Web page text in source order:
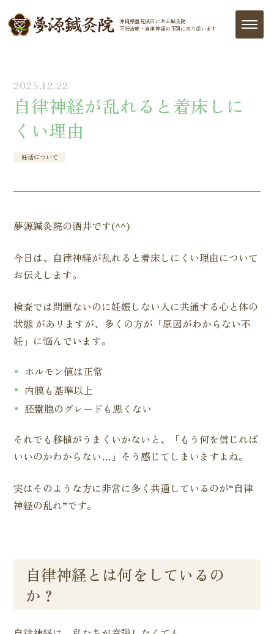
沖縄県豊見城市にある鍼灸院
不妊治療・自律神経の不調に寄り添います
2025.12.22
自律神経が乱れると着床しに
くい理由
妊活について
夢源鍼灸院の酒井です(^^)
今日は、自律神経が乱れると着床しにくい理由について
お伝えします。
検査では問題ないのに妊娠しない人に共通する心と体の
状態 があリますが、多くの方が「原因がわからない不
妊」に悩んでいます。
ホルモン値は正常
内膜も基準以上
胚盤胞のグレードも悪くない
それでも移植がうまくいかないと、「もう何を信じれば
いいのかわからない…」そう感じてしまいますよね。
実はそのような方に非常に多く共通しているのが“自律
神経の乱れ”です。
自律神経とは何をしているの
か？